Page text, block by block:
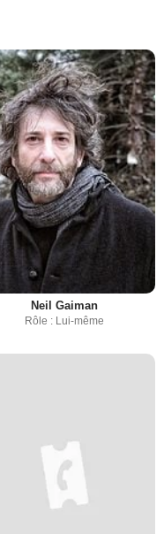
Neil Gaiman
Rôle : Lui-même